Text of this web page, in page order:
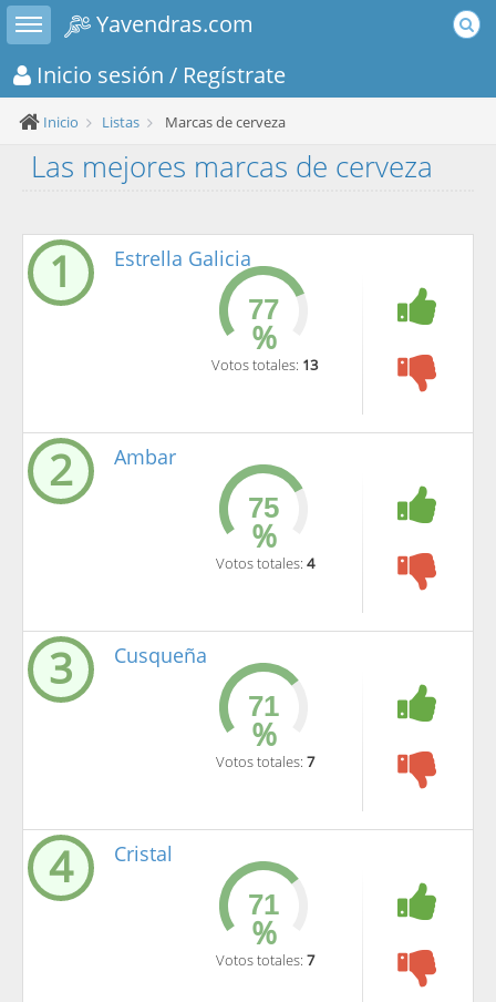
Toggle sidebar
Yavendras.com
Inicio sesión / Regístrate
Inicio Listas Marcas de cerveza
Las mejores marcas de cerveza
1 Estrella Galicia
%
Votos totales: 13
2 Ambar
%
Votos totales: 4
3 Cusqueña
%
Votos totales: 7
4 Cristal
%
Votos totales: 7